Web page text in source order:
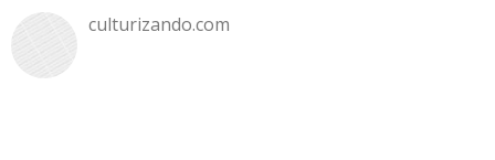
culturizando.com